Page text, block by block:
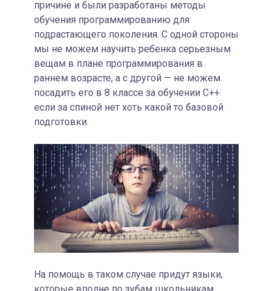
причине и были разработаны методы
обучения программированию для
подрастающего поколения. С одной стороны
мы не можем научить ребенка серьезным
вещам в плане программирования в
раннем возрасте, а с другой — не можем
посадить его в 8 классе за обучении С++
если за спиной нет хоть какой то базовой
подготовки.
На помощь в таком случае придут языки,